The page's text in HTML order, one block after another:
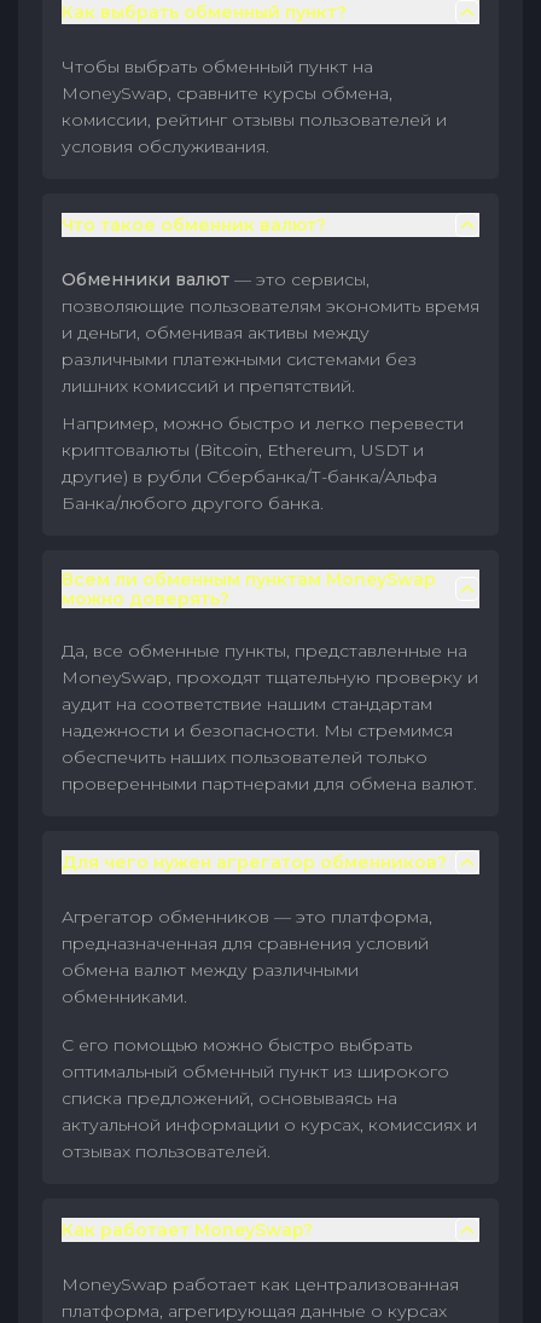
Как выбрать обменный пункт?
Чтобы выбрать обменный пункт на
MoneySwap, сравните курсы обмена,
комиссии, рейтинг отзывы пользователей и
условия обслуживания.
Что такое обменник валют?
Обменники валют — это сервисы,
позволяющие пользователям экономить время
и деньги, обменивая активы между
различными платежными системами без
лишних комиссий и препятствий.
Например, можно быстро и легко перевести
криптовалюты (Bitcoin, Ethereum, USDT и
другие) в рубли Сбербанка/Т-банка/Альфа
Банка/любого другого банка.
Всем ли обменным пунктам MoneySwap
можно доверять?
Да, все обменные пункты, представленные на
MoneySwap, проходят тщательную проверку и
аудит на соответствие нашим стандартам
надежности и безопасности. Мы стремимся
обеспечить наших пользователей только
проверенными партнерами для обмена валют.
Для чего нужен агрегатор обменников?
Агрегатор обменников — это платформа,
предназначенная для сравнения условий
обмена валют между различными
обменниками.
С его помощью можно быстро выбрать
оптимальный обменный пункт из широкого
списка предложений, основываясь на
актуальной информации о курсах, комиссиях и
отзывах пользователей.
Как работает MoneySwap?
MoneySwap работает как централизованная
платформа, агрегирующая данные о курсах